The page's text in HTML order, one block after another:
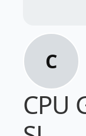
C
CPU